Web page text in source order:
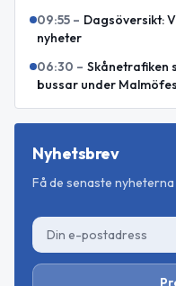
09:55 – Dagsöversikt:
nyheter
06:30 – Skånetrafiken
bussar under
Nyhetsbrev
Få de senaste